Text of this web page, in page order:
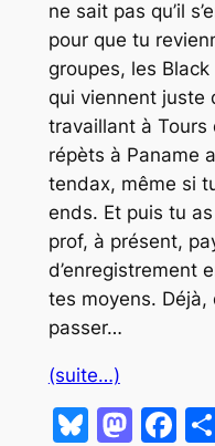
ne sait pas qu’il
pour que tu
groupes, les
qui viennent juste
travaillant à Tours
répèts à Paname
tendax, même si
ends. Et puis tu
prof, à présent,
d’enregistrement
tes moyens.
passer…
(suite…)
Bluesky